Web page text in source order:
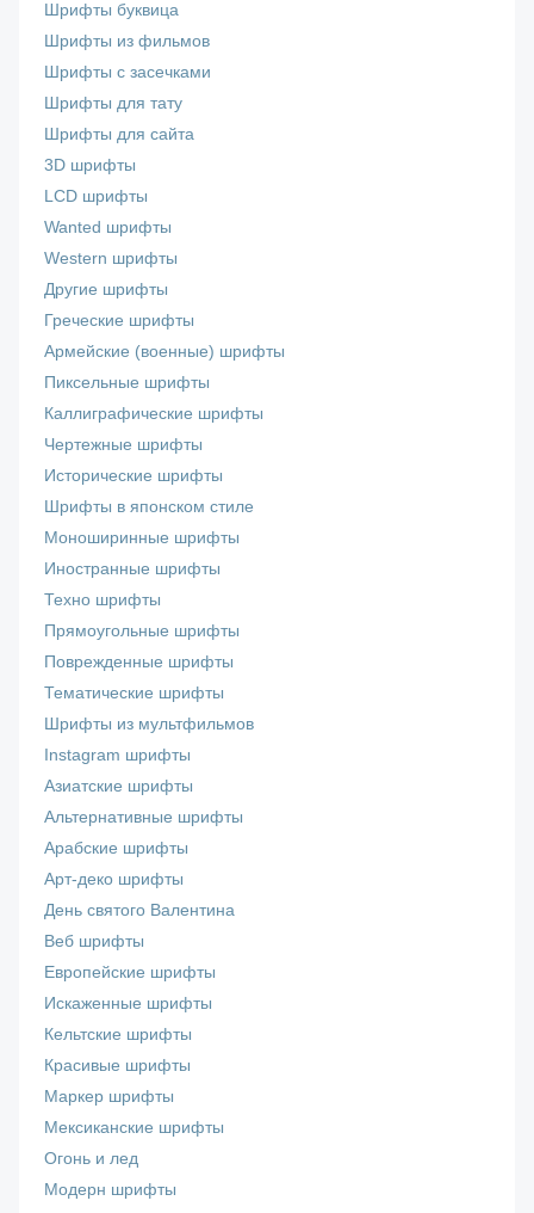
Шрифты буквица
Шрифты из фильмов
Шрифты с засечками
Шрифты для тату
Шрифты для сайта
3D шрифты
LCD шрифты
Wanted шрифты
Western шрифты
Другие шрифты
Греческие шрифты
Армейские (военные) шрифты
Пиксельные шрифты
Каллиграфические шрифты
Чертежные шрифты
Исторические шрифты
Шрифты в японском стиле
Моноширинные шрифты
Иностранные шрифты
Техно шрифты
Прямоугольные шрифты
Поврежденные шрифты
Тематические шрифты
Шрифты из мультфильмов
Instagram шрифты
Азиатские шрифты
Альтернативные шрифты
Арабские шрифты
Арт-деко шрифты
День святого Валентина
Веб шрифты
Европейские шрифты
Искаженные шрифты
Кельтские шрифты
Красивые шрифты
Маркер шрифты
Мексиканские шрифты
Огонь и лед
Модерн шрифты